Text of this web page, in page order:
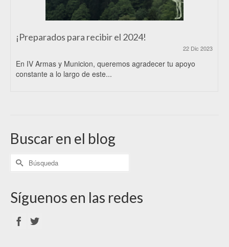
¡Preparados para recibir el 2024!
22 Dic 2023
En IV Armas y Municion, queremos agradecer tu apoyo
constante a lo largo de este...
Buscar en el blog
Síguenos en las redes